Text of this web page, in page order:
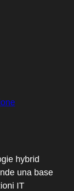
hybrid
una base
IT